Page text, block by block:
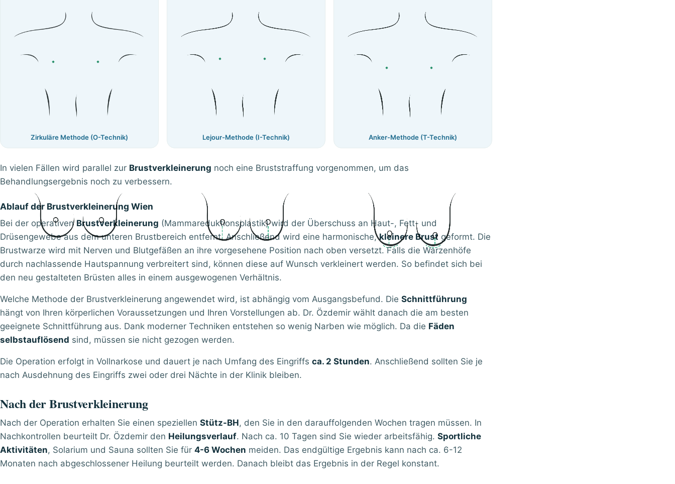
Zirkuläre Methode (O-Technik) Lejour-Methode (I-Technik) Anker-Methode (T-Technik)
In vielen Fällen wird parallel zur Brustverkleinerung noch eine Bruststraffung vorgenommen, um das
Behandlungsergebnis noch zu verbessern.
Ablauf der Brustverkleinerung Wien
Bei der operativen Brustverkleinerung (Mammareduktionsplastik) wird der Überschuss an Haut-, Fett- und
Drüsengewebe aus dem unteren Brustbereich entfernt. Anschließend wird eine harmonische,kleinere Brust geformt. Die
Brustwarze wird mit Nerven und Blutgefäßen an ihre vorgesehene Position nach oben versetzt. Falls die Warzenhöfe
durch nachlassende Hautspannung verbreitert sind, können diese auf Wunsch verkleinert werden. So befindet sich bei
den neu gestalteten Brüsten alles in einem ausgewogenen Verhältnis.
Welche Methode der Brustverkleinerung angewendet wird, ist abhängig vom Ausgangsbefund. Die Schnittführung
hängt von Ihren körperlichen Voraussetzungen und Ihren Vorstellungen ab. Dr. Özdemir wählt danach die am besten
geeignete Schnittführung aus. Dank moderner Techniken entstehen so wenig Narben wie möglich. Da die Fäden
selbstauflösend sind, müssen sie nicht gezogen werden.
Die Operation erfolgt in Vollnarkose und dauert je nach Umfang des Eingriffs ca. 2 Stunden. Anschließend sollten Sie je
nach Ausdehnung des Eingriffs zwei oder drei Nächte in der Klinik bleiben.
Nach der Brustverkleinerung
Nach der Operation erhalten Sie einen speziellen Stütz-BH, den Sie in den darauffolgenden Wochen tragen müssen. In
Nachkontrollen beurteilt Dr. Özdemir den Heilungsverlauf. Nach ca. 10 Tagen sind Sie wieder arbeitsfähig. Sportliche
Aktivitäten, Solarium und Sauna sollten Sie für 4-6 Wochen meiden. Das endgültige Ergebnis kann nach ca. 6-12
Monaten nach abgeschlossener Heilung beurteilt werden. Danach bleibt das Ergebnis in der Regel konstant.